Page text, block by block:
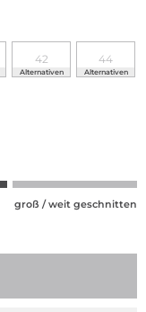
42
Alternativen
44
Alternativen
groß / weit geschnitten